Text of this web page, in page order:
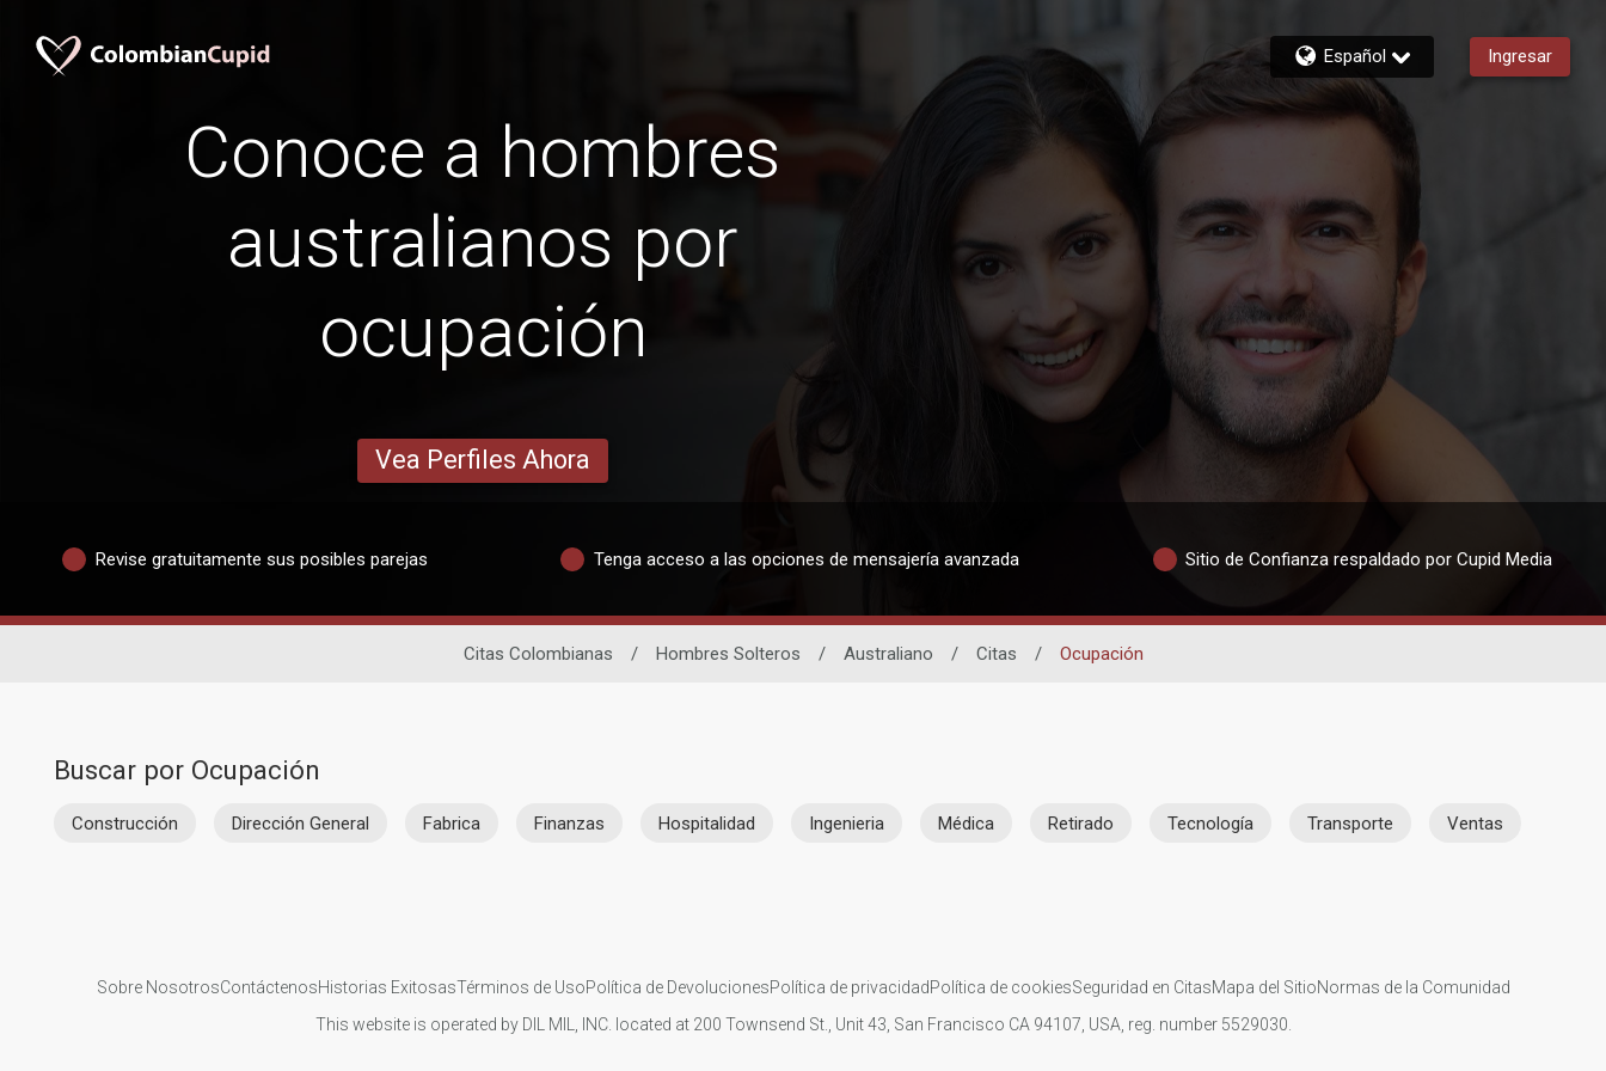
Español Ingresar
Conoce a hombres
australianos por
ocupación
Vea Perfiles Ahora
Revise gratuitamente sus posibles parejas Tenga acceso a las opciones de mensajería avanzada Sitio de Confianza respaldado por Cupid Media
Citas Colombianas / Hombres Solteros / Australiano / Citas / Ocupación
Buscar por Ocupación
Construcción Dirección General Fabrica Finanzas Hospitalidad Ingenieria Médica Retirado Tecnología Transporte Ventas
Sobre NosotrosContáctenosHistorias ExitosasTérminos de UsoPolítica de DevolucionesPolítica de privacidadPolítica de cookiesSeguridad en CitasMapa del SitioNormas de la Comunidad
This website is operated by DIL MIL, INC. located at 200 Townsend St., Unit 43, San Francisco CA 94107, USA, reg. number 5529030.